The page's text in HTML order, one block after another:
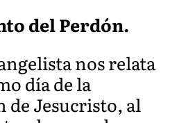
del Perdón.
nos relata
día de la
de Jesucristo, al